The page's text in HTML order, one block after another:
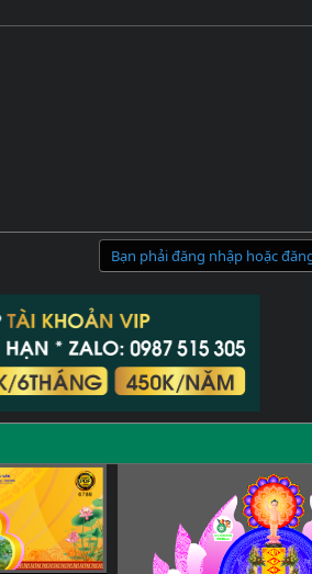
Bạn phải đăng nhập hoặc